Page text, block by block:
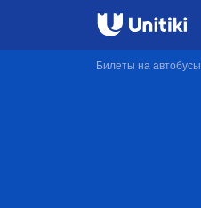
Билеты на автобусы